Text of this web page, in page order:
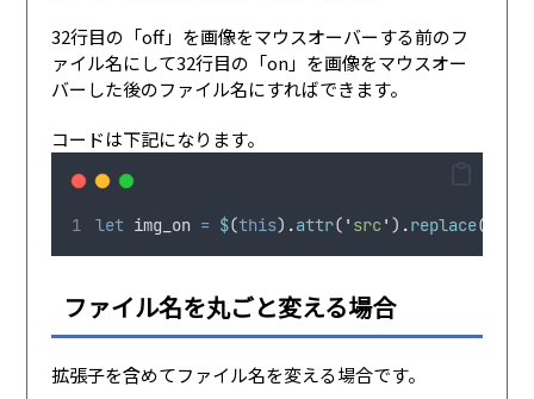
32行目の「off」を画像をマウスオーバーする前のフ
ァイル名にして32行目の「on」を画像をマウスオー
バーした後のファイル名にすればできます。
コードは下記になります。
let img_on = $(this) .attr( ' src ' ) .replace(
ファイル名を丸ごと変える場合
拡張子を含めてファイル名を変える場合です。